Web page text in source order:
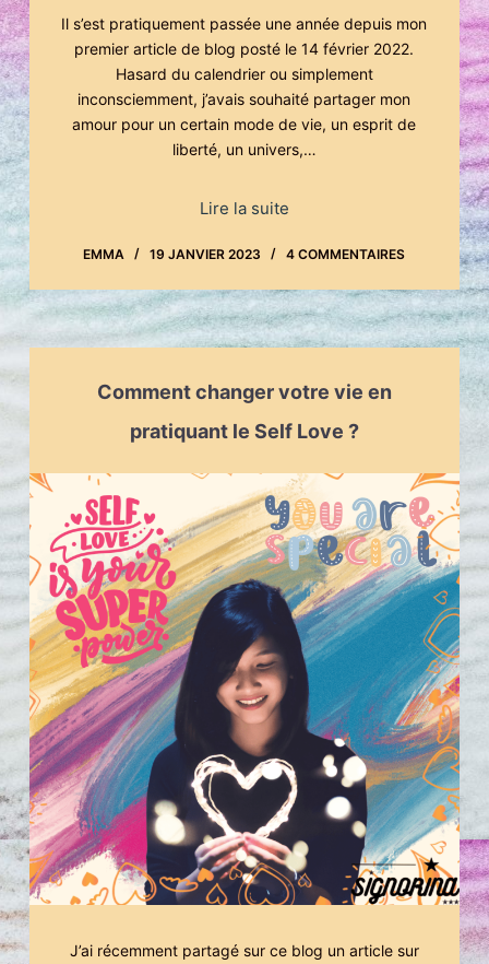
Il s’est pratiquement passée une année depuis mon
premier article de blog posté le 14 février 2022.
Hasard du calendrier ou simplement
inconsciemment, j’avais souhaité partager mon
amour pour un certain mode de vie, un esprit de
liberté, un univers,…
Lire la suite
EMMA 19 JANVIER 2023 4 COMMENTAIRES
Comment changer votre vie en
pratiquant le Self Love ?
J’ai récemment partagé sur ce blog un article sur